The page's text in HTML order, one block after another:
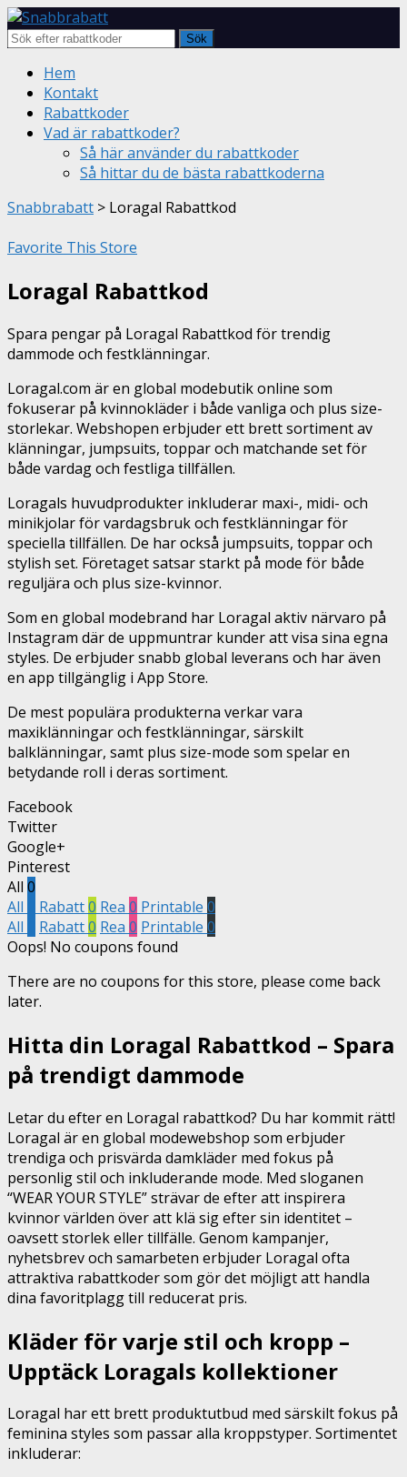
Sök
Skip
content
Hem
Kontakt
Rabattkoder
Vad är rabattkoder?
Så här använder du rabattkoder
Så hittar du de bästa rabattkoderna
Snabbrabatt > Loragal Rabattkod
Favorite This Store
Loragal Rabattkod
Spara pengar på Loragal Rabattkod för trendig
dammode och festklänningar.
Loragal.com är en global modebutik online som
fokuserar på kvinnokläder i både vanliga och plus size-
storlekar. Webshopen erbjuder ett brett sortiment av
klänningar, jumpsuits, toppar och matchande set för
både vardag och festliga tillfällen.
Loragals huvudprodukter inkluderar maxi-, midi- och
minikjolar för vardagsbruk och festklänningar för
speciella tillfällen. De har också jumpsuits, toppar och
stylish set. Företaget satsar starkt på mode för både
reguljära och plus size-kvinnor.
Som en global modebrand har Loragal aktiv närvaro på
Instagram där de uppmuntrar kunder att visa sina egna
styles. De erbjuder snabb global leverans och har även
en app tillgänglig i App Store.
De mest populära produkterna verkar vara
maxiklänningar och festklänningar, särskilt
balklänningar, samt plus size-mode som spelar en
betydande roll i deras sortiment.
Facebook
Twitter
Google+
Pinterest
All 0
All
Rabatt0 Rea 0 Printable 0
All
Rabatt0 Rea 0 Printable 0
Oops! No coupons found
There are no coupons for this store, please come back
later.
Hitta din Loragal Rabattkod – Spara
på trendigt dammode
Letar du efter en Loragal rabattkod? Du har kommit rätt!
Loragal är en global modewebshop som erbjuder
trendiga och prisvärda damkläder med fokus på
personlig stil och inkluderande mode. Med sloganen
“WEAR YOUR STYLE” strävar de efter att inspirera
kvinnor världen över att klä sig efter sin identitet –
oavsett storlek eller tillfälle. Genom kampanjer,
nyhetsbrev och samarbeten erbjuder Loragal ofta
attraktiva rabattkoder som gör det möjligt att handla
dina favoritplagg till reducerat pris.
Kläder för varje stil och kropp –
Upptäck Loragals kollektioner
Loragal har ett brett produktutbud med särskilt fokus på
feminina styles som passar alla kroppstyper. Sortimentet
inkluderar: